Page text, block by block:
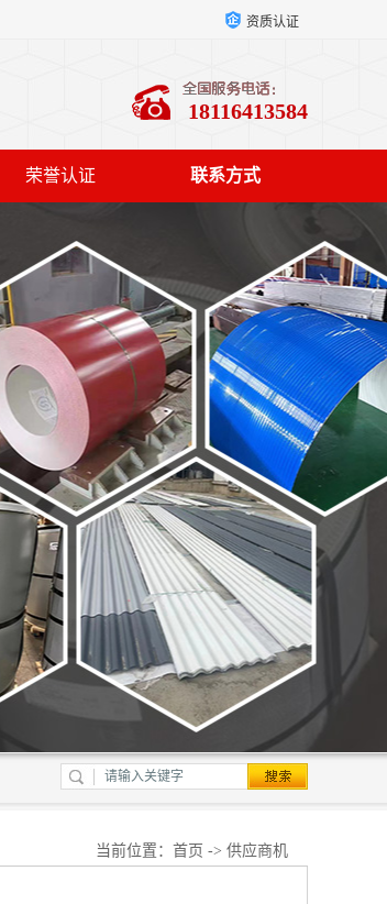
资质认证
18116413584
荣誉认证 联系方式
当前位置： 首页 -> 供应商机